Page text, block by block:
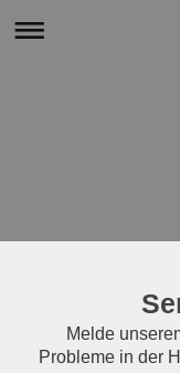
Melde
Probleme in der